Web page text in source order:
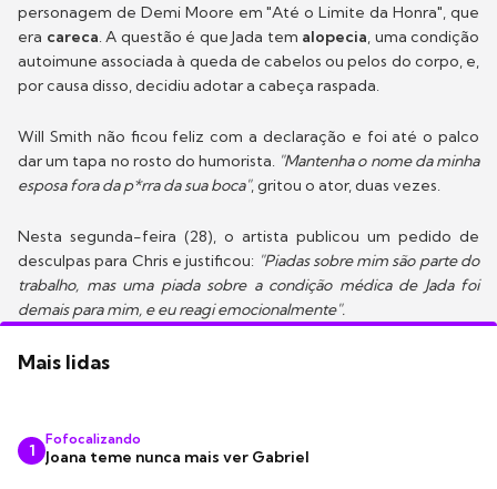
personagem de Demi Moore em "Até o Limite da Honra", que
era careca. A questão é que Jada tem alopecia, uma condição
autoimune associada à queda de cabelos ou pelos do corpo, e,
por causa disso, decidiu adotar a cabeça raspada.
Will Smith não ficou feliz com a declaração e foi até o palco
dar um tapa no rosto do humorista. "Mantenha o nome da minha
esposa fora da p*rra da sua boca", gritou o ator, duas vezes.
Nesta segunda-feira (28), o artista publicou um pedido de
desculpas para Chris e justificou: "Piadas sobre mim são parte do
trabalho, mas uma piada sobre a condição médica de Jada foi
demais para mim, e eu reagi emocionalmente".
Mais lidas
1
Fofocalizando
Joana teme nunca mais ver Gabriel